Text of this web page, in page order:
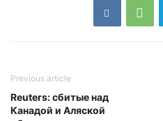
Previous article
Reuters: сбитые над
Канадой и Аляской